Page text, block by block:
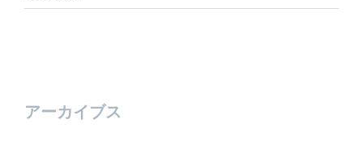
アーカイブス